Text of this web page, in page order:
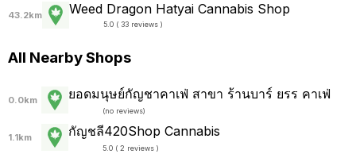
43.2km Weed Dragon Hatyai Cannabis Shop
5.0 ( 33 reviews )
All Nearby Shops
0.0km ยอดมนุษย์กัญชาคาเฟ่ สาขา ร้านบาร์ ยรร คาเฟ่
(no reviews)
1.1km กัญชลี420Shop Cannabis
5.0 ( 2 reviews )